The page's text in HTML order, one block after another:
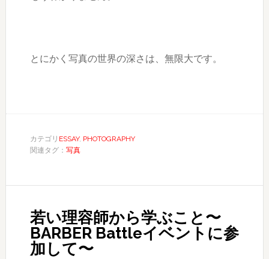
とにかく写真の世界の深さは、無限大です。
カテゴリ ESSAY, PHOTOGRAPHY
関連タグ： 写真
若い理容師から学ぶこと〜
BARBER Battleイベントに参
加して〜